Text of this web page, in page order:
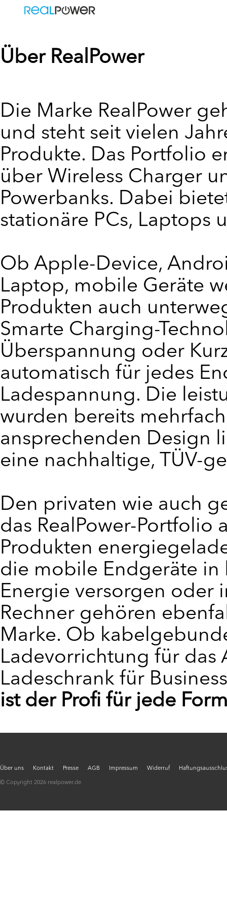
Über RealPower
Die Marke RealPower
und steht seit vielen
Produkte. Das Portfolio
über Wireless Charger
Powerbanks. Dabei
stationäre PCs, Laptops
Ob Apple-Device,
Laptop, mobile Geräte
Produkten auch
Smarte Charging-
Überspannung oder
automatisch für jedes
Ladespannung. Die
wurden bereits
ansprechenden Design
eine nachhaltige, TÜV-
Den privaten wie auch
das RealPower-Portfolio
Produkten
die mobile Endgeräte in
Energie versorgen oder
Rechner gehören
Marke. Ob
Ladevorrichtung für
Ladeschrank für
ist der Profi für jede
Über uns Kontakt Presse AGB Impressum Widerruf
© Copyright 2026 realpower.de